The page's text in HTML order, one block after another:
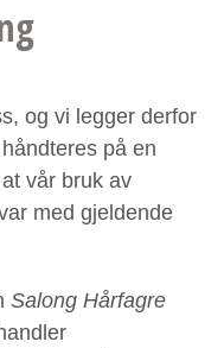
og vi legger derfor
på en
vår bruk av
med gjeldende
Salong Hårfagre